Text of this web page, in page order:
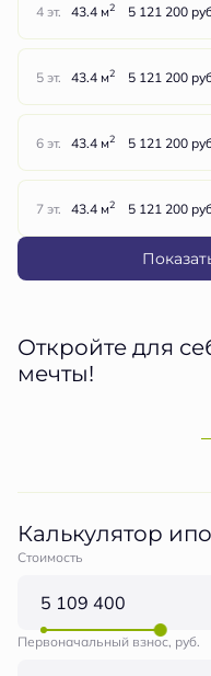
4 эт. 43.4 м2 5 121 200
5 эт. 43.4 м2 5 121 200
6 эт. 43.4 м2 5 121 200
7 эт. 43.4 м2 5 121 200
Откройте для
мечты!
Калькулятор
Стоимость
Первоначальный взнос, руб.